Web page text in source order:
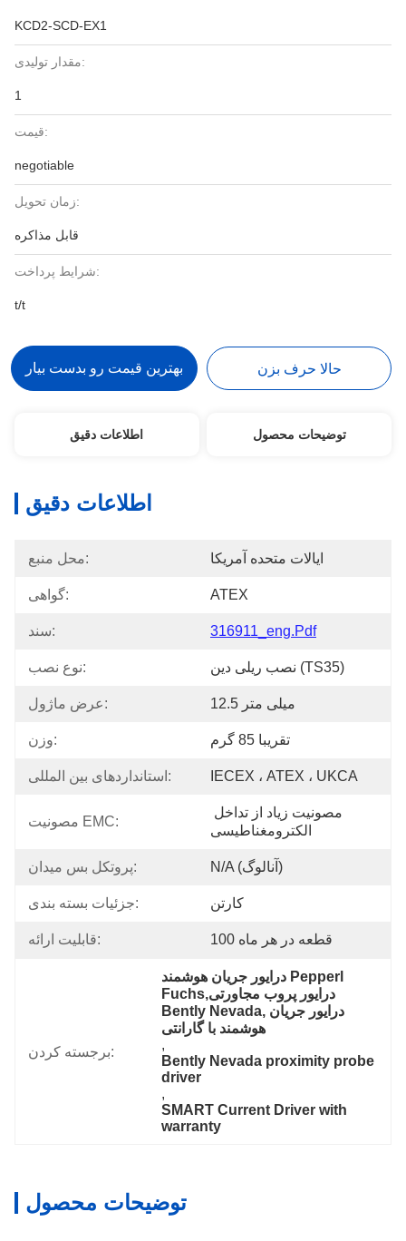
KCD2-SCD-EX1
مقدار تولیدی:
1
قیمت:
negotiable
زمان تحویل:
قابل مذاکره
شرایط پرداخت:
t/t
بهترین قیمت رو بدست بیار حالا حرف بزن
اطلاعات دقیق توضیحات محصول
اطلاعات دقیق
محل منبع: ایالات متحده آمریکا
گواهی: ATEX
سند: 316911_eng.pdf
نوع نصب: نصب ریلی دین (TS35)
عرض ماژول: 12.5 میلی متر
وزن: تقریبا 85 گرم
استانداردهای بین المللی: IECEX ، ATEX ، UKCA
مصونیت EMC:
الکترومغناطیسی
پروتکل بس میدان: N/A (آنالوگ)
جزئیات بسته بندی: کارتن
قابلیت ارائه: 100 قطعه در هر ماه
برجسته کردن:
درایور جریان هوشمند Pepperl
Fuchs,درایور پروب مجاورتی
Bently Nevada,درایور جریان
هوشمند با گارانتی
,
Bently Nevada proximity probe
driver
,
SMART Current Driver with
warranty
توضیحات محصول